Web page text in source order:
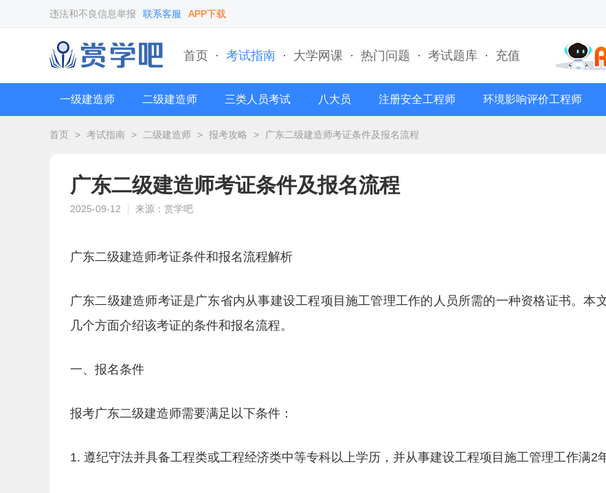
违法和不良信息举报 联系客服 APP下载
首页 · 考试指南 · 大学网课 · 热门问题 · 考试题库 · 充值
一级建造师 二级建造师 三类人员考试 八大员 注册安全工程师 环境影响评价工程师
首页 > 考试指南 > 二级建造师 > 报考攻略 > 广东二级建造师考证条件及报名流程
广东二级建造师考证条件及报名流程
2025-09-12 来源：赏学吧
广东二级建造师考证条件和报名流程解析
广东二级建造师考证是广东省内从事建设工程项目施工管理工作的人员所需的一种资格证书。本
几个方面介绍该考证的条件和报名流程。
一、报名条件
报考广东二级建造师需要满足以下条件：
1. 遵纪守法并具备工程类或工程经济类中等专科以上学历，并从事建设工程项目施工管理工作满2